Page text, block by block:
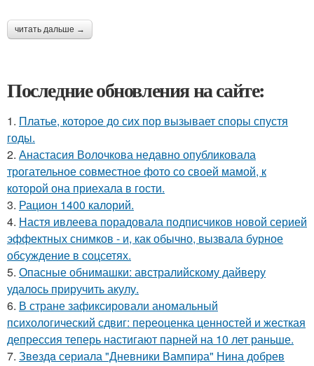
читать дальше →
Последние обновления на сайте:
1. Платье, которое до сих пор вызывает споры спустя
годы.
2. Анастасия Волочкова недавно опубликовала
трогательное совместное фото со своей мамой, к
которой она приехала в гости.
3. Рацион 1400 калорий.
4. Настя ивлеева порадовала подписчиков новой серией
эффектных снимков - и, как обычно, вызвала бурное
обсуждение в соцсетях.
5. Опасные обнимашки: австралийскому дайверу
удалось приручить акулу.
6. В стране зафиксировали аномальный
психологический сдвиг: переоценка ценностей и жесткая
депрессия теперь настигают парней на 10 лет раньше.
7. Звeздa сериала "Дневники Вампира" Нина добрев